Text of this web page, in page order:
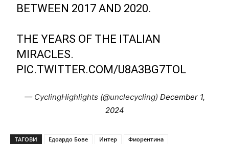
BETWEEN 2017 AND 2020.
THE YEARS OF THE ITALIAN
MIRACLES.
PIC.TWITTER.COM/U8A3BG7TOL
— CyclingHighlights (@unclecycling) December 1,
2024
ТАГОВИ Едоардо Бове Интер Фиорентина